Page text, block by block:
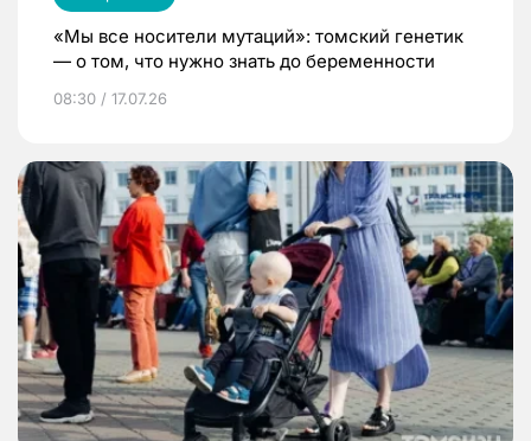
«Мы все носители мутаций»: томский генетик
— о том, что нужно знать до беременности
08:30 / 17.07.26